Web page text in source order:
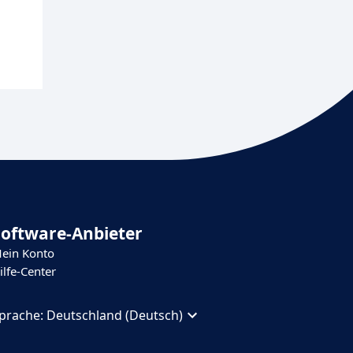
Anbieter
Konto
Center
Deutschland (Deutsch)